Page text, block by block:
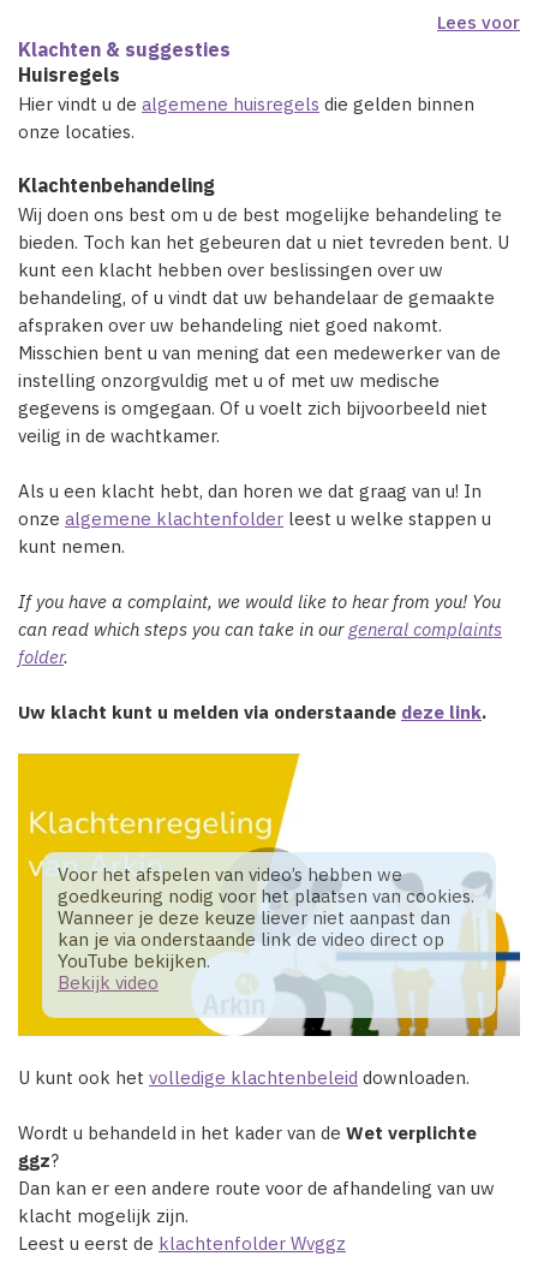
Lees voor
Klachten & suggesties
Huisregels
Hier vindt u de algemene huisregels die gelden binnen
onze locaties.
Klachtenbehandeling
Wij doen ons best om u de best mogelijke behandeling te
bieden. Toch kan het gebeuren dat u niet tevreden bent. U
kunt een klacht hebben over beslissingen over uw
behandeling, of u vindt dat uw behandelaar de gemaakte
afspraken over uw behandeling niet goed nakomt.
Misschien bent u van mening dat een medewerker van de
instelling onzorgvuldig met u of met uw medische
gegevens is omgegaan. Of u voelt zich bijvoorbeeld niet
veilig in de wachtkamer.
Als u een klacht hebt, dan horen we dat graag van u! In
onze algemene klachtenfolder leest u welke stappen u
kunt nemen.
If you have a complaint, we would like to hear from you! You
can read which steps you can take in ourgeneral complaints
folder.
Uw klacht kunt u melden via onderstaande deze link.
Voor het afspelen van video’s hebben we
goedkeuring nodig voor het plaatsen van cookies.
Wanneer je deze keuze liever niet aanpast dan
kan je via onderstaande link de video direct op
YouTube bekijken.
Bekijk video
U kunt ook het volledige klachtenbeleid downloaden.
Wordt u behandeld in het kader van de Wet verplichte
ggz?
Dan kan er een andere route voor de afhandeling van uw
klacht mogelijk zijn.
Leest u eerst de klachtenfolder Wvggz